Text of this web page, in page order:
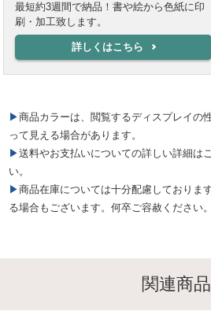
最短約3週間で納品！書や絵から色紙に印
刷・加工致します。
詳しくはこちら
▶商品カラーは、閲覧するディスプレイの性質により、実際の色と異な
って見える場合があります。
▶送料やお支払いについての詳しい詳細はご利用ガイドをご覧くださ
い。
▶商品在庫については十分配慮しておりますが、やむを得ず品切れとな
る場合もございます。何卒ご容赦ください。
関連商品